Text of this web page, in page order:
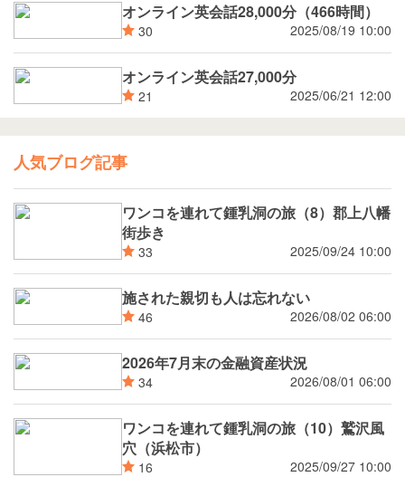
オンライン英会話28,000分（466時間）
30 2025/08/19 10:00
オンライン英会話27,000分
21 2025/06/21 12:00
人気ブログ記事
ワンコを連れて鍾乳洞の旅（8）郡上八幡
街歩き
33 2025/09/24 10:00
施された親切も人は忘れない
46 2026/08/02 06:00
2026年7月末の金融資産状況
34 2026/08/01 06:00
ワンコを連れて鍾乳洞の旅（10）鷲沢風
穴（浜松市）
16 2025/09/27 10:00